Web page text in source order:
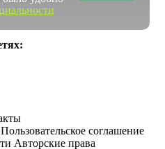
Пользовательское соглашение
Авторские права